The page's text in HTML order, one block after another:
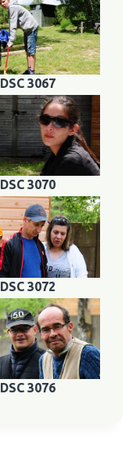
DSC 3067
DSC 3070
DSC 3072
DSC 3076